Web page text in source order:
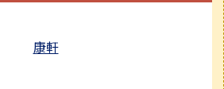
康軒